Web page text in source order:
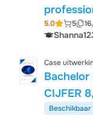
5.0 5 16
Case
CIJFER